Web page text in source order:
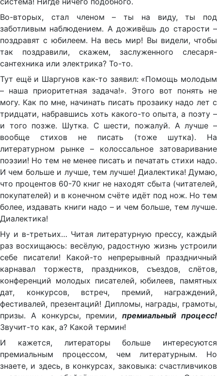
Во-вторых, стал членом – ты на виду, ты под
заботливым наблюдением. А доживёшь до старости –
поздравят с юбилеем. На весь мир! Вы видели, чтобы
так поздравили, скажем, заслуженного слесаря-
сантехника или электрика? То-то.
Тут ещё и Шаргунов как-то заявил: «Помощь молодым
– наша приоритетная задача!». Этого вот понять не
могу. Как по мне, начинать писать прозаику надо лет с
тридцати, набравшись хоть какого-то опыта, а поэту –
и того позже. Шутка. С шести, пожалуй. А лучше –
вообще стихов не писать (тоже шутка). На
литературном рынке – колоссальное затоваривание
поэзии! Но тем не менее писать и печатать стихи надо.
И чем больше и лучше, тем лучше! Диалектика! Думаю,
что процентов 60-70 книг не находят сбыта (читателей,
покупателей) и в конечном счёте идёт под нож. Но тем
более, издавать книги надо – и чем больше, тем лучше.
Диалектика!
Ну и в-третьих… Читая литературную прессу, каждый
раз восхищаюсь: весёлую, радостную жизнь устроили
себе писатели! Какой-то непрерывный праздничный
карнавал торжеств, праздников, съездов, слётов,
конференций молодых писателей, юбилеев, памятных
дат, конкурсов, встреч, премий, награждений,
фестивалей, презентаций! Дипломы, награды, грамоты,
призы. А конкурсы, премии,премиальный процесс!
Звучит-то как, а? Какой термин!
И кажется, литераторы больше интересуются
премиальным процессом, чем литературным. Но
знаете, и здесь, в конкурсах, заковыка: счастливчиков